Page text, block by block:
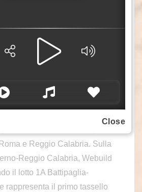
con il Nord Italia e l’Europa.
dell’intera linea garantirà
ferroviario veloce e ad
di Diano, costa jonica, alto
e il Reggino, favorendo la
e Reggio Calabria. Sulla
Reggio Calabria, Webuild
il lotto 1A Battipaglia-
rappresenta il primo tassello
Close